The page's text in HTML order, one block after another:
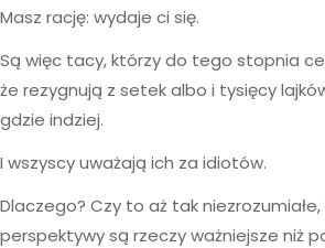
Masz rację: wydaje ci się.
Są więc tacy, którzy do tego stopnia
że rezygnują z setek albo i tysięcy
gdzie indziej.
I wszyscy uważają ich za idiotów.
Dlaczego? Czy to aż tak niezrozumiałe,
perspektywy są rzeczy ważniejsze niż